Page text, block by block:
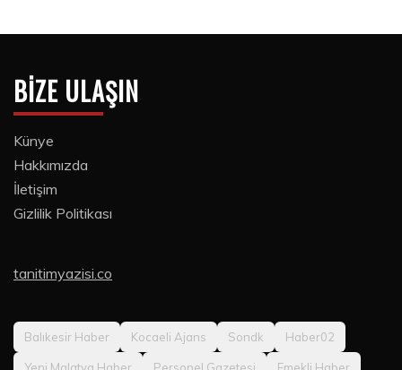
BIZE ULAŞIN
Künye
Hakkımızda
İletişim
Gizlilik Politikası
tanitimyazisi.co
Balıkesir Haber Kocaeli Ajans Sondk Haber02
Yeni Malatya Haber Personel Gazetesi Emekli Haber